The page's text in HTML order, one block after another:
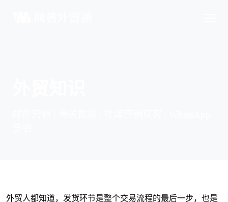
外贸人都知道，发货环节是整个交易流程的最后一步，也是